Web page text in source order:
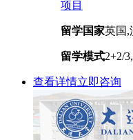
项目
留学国家英国,
留学模式2+2/
查看详情立即咨询